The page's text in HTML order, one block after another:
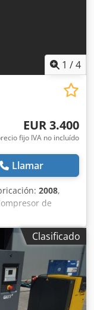
1 /4
EUR 3.400
fijo IVA no incluído
Llamar
2008,
de
con inversor
aire, tras revisión
1,70
9,8 bar; Año:
14.500 PLN neto
operativo, listo
técnico.
Clasificado